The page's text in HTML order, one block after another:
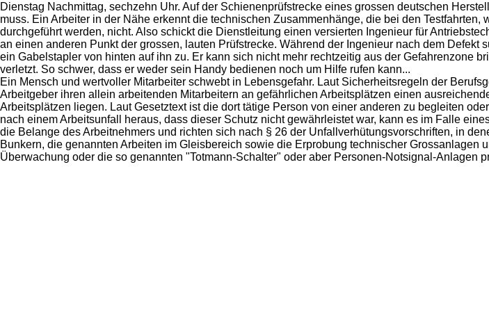
Dienstag Nachmittag, sechzehn Uhr. Auf der Schienenprüfstrecke eines grossen deutschen
muss. Ein Arbeiter in der Nähe erkennt die technischen Zusammenhänge, die bei den
durchgeführt werden, nicht. Also schickt die Dienstleitung einen versierten Ingenieur für
an einen anderen Punkt der grossen, lauten Prüfstrecke. Während der Ingenieur nach dem
ein Gabelstapler von hinten auf ihn zu. Er kann sich nicht mehr rechtzeitig aus der Gefahrenzone
verletzt. So schwer, dass er weder sein Handy bedienen noch um Hilfe rufen kann...
Ein Mensch und wertvoller Mitarbeiter schwebt in Lebensgefahr. Laut Sicherheitsregeln der
Arbeitgeber ihren allein arbeitenden Mitarbeitern an gefährlichen Arbeitsplätzen einen
Arbeitsplätzen liegen. Laut Gesetztext ist die dort tätige Person von einer anderen zu begleiten
nach einem Arbeitsunfall heraus, dass dieser Schutz nicht gewährleistet war, kann es im Falle
die Belange des Arbeitnehmers und richten sich nach § 26 der Unfallverhütungsvorschriften, in
Bunkern, die genannten Arbeiten im Gleisbereich sowie die Erprobung technischer
Überwachung oder die so genannten "Totmann-Schalter" oder aber Personen-Notsignal-Anlagen